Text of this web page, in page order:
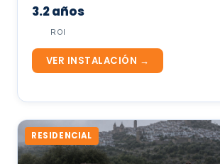
3.2 años
ROI
VER INSTALACIÓN →
RESIDENCIAL